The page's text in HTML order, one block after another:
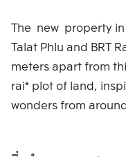
The new property in
Talat Phlu and BRT
meters apart from
rai* plot of land,
wonders from